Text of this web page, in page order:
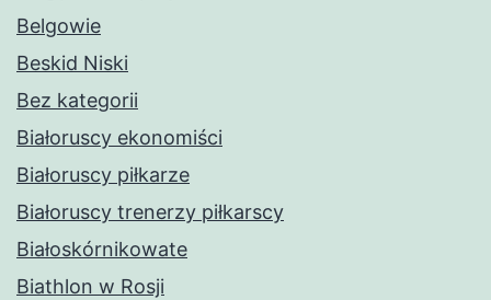
Belgowie
Beskid Niski
Bez kategorii
Białoruscy ekonomiści
Białoruscy piłkarze
Białoruscy trenerzy piłkarscy
Białoskórnikowate
Biathlon w Rosji